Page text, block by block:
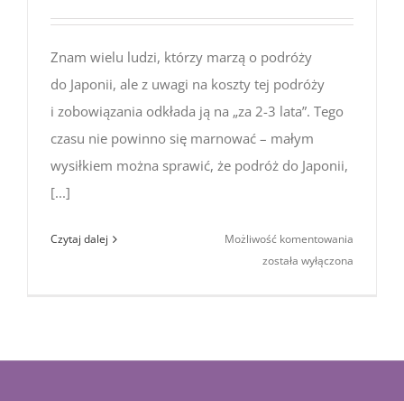
Znam wielu ludzi, którzy marzą o podróży
do Japonii, ale z uwagi na koszty tej podróży
i zobowiązania odkłada ją na „za 2-3 lata”. Tego
czasu nie powinno się marnować – małym
wysiłkiem można sprawić, że podróż do Japonii,
[...]
Czytaj dalej Możliwość komentowania
została wyłączona